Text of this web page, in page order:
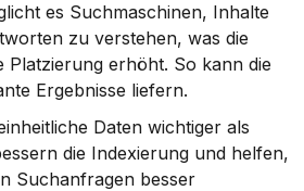
es Suchmaschinen, Inhalte
zu verstehen, was die
Platzierung erhöht. So kann die
Ergebnisse liefern.
Daten wichtiger als
die Indexierung und helfen,
Suchanfragen besser